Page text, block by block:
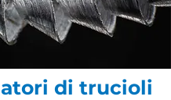
di trucioli